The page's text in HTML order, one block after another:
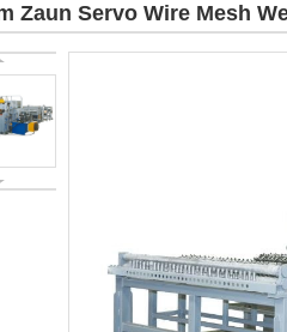
Zaun Servo Wire Mesh